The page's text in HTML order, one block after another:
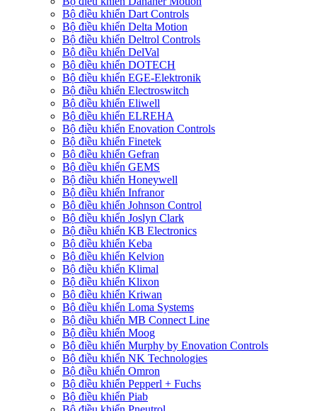
Bộ điều khiển Dart Controls
Bộ điều khiển Delta Motion
Bộ điều khiển Deltrol Controls
Bộ điều khiển DelVal
Bộ điều khiển DOTECH
Bộ điều khiển EGE-Elektronik
Bộ điều khiển Electroswitch
Bộ điều khiển Eliwell
Bộ điều khiển ELREHA
Bộ điều khiển Enovation Controls
Bộ điều khiển Finetek
Bộ điều khiển Gefran
Bộ điều khiển GEMS
Bộ điều khiển Honeywell
Bộ điều khiển Infranor
Bộ điều khiển Johnson Control
Bộ điều khiển Joslyn Clark
Bộ điều khiển KB Electronics
Bộ điều khiển Keba
Bộ điều khiển Kelvion
Bộ điều khiển Klimal
Bộ điều khiển Klixon
Bộ điều khiển Kriwan
Bộ điều khiển Loma Systems
Bộ điều khiển MB Connect Line
Bộ điều khiển Moog
Bộ điều khiển Murphy by Enovation Controls
Bộ điều khiển NK Technologies
Bộ điều khiển Omron
Bộ điều khiển Pepperl + Fuchs
Bộ điều khiển Piab